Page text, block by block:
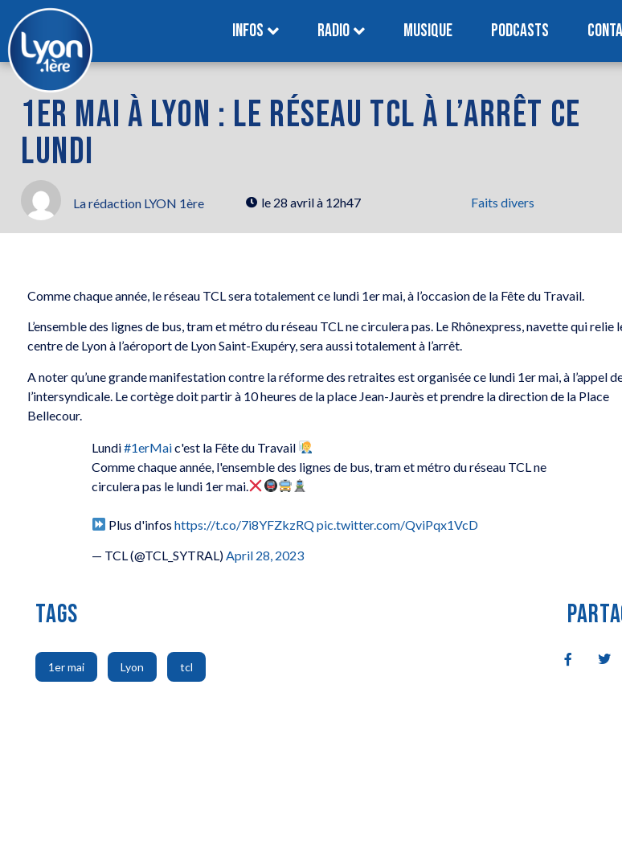
INFOS RADIO MUSIQUE PODCASTS
1ER MAI À LYON : LE RÉSEAU TCL À L’ARRÊT CE
LUNDI
La rédaction LYON 1ère le 28 avril à 12h47 Faits divers
Comme chaque année, le réseau TCL sera totalement ce lundi 1er mai, à l’occasion de la Fête du Travail.
L’ensemble des lignes de bus, tram et métro du réseau TCL ne circulera pas. Le Rhônexpress, navette qui relie
centre de Lyon à l’aéroport de Lyon Saint-Exupéry, sera aussi totalement à l’arrêt.
A noter qu’une grande manifestation contre la réforme des retraites est organisée ce lundi 1er mai, à l’appel
l’intersyndicale. Le cortège doit partir à 10 heures de la place Jean-Jaurès et prendre la direction de la Place
Bellecour.
Lundi#1erMaic'est la Fête du Travail
Comme chaque année, l'ensemble des lignes de bus, tram et métro du réseau TCL ne
circulera pas le lundi 1er mai.
Plus d'infoshttps://t.co/7i8YFZkzRQpic.twitter.com/QviPqx1VcD
— TCL (@TCL_SYTRAL)April 28, 2023
TAGS
1er mai
,
Lyon
,
tcl